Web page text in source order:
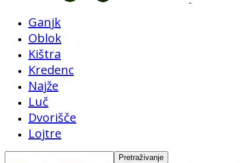
Ganjk
Oblok
Kištra
Kredenc
Najže
Luč
Dvorišče
Lojtre